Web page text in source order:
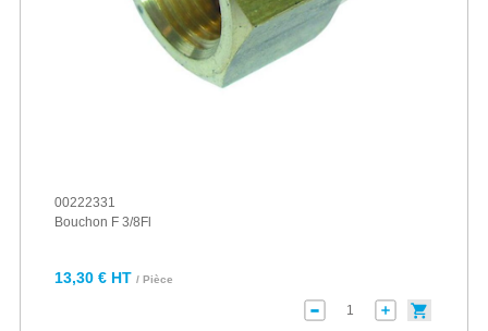
00222331
Bouchon F 3/8Fl
13,30 € HT / Pièce